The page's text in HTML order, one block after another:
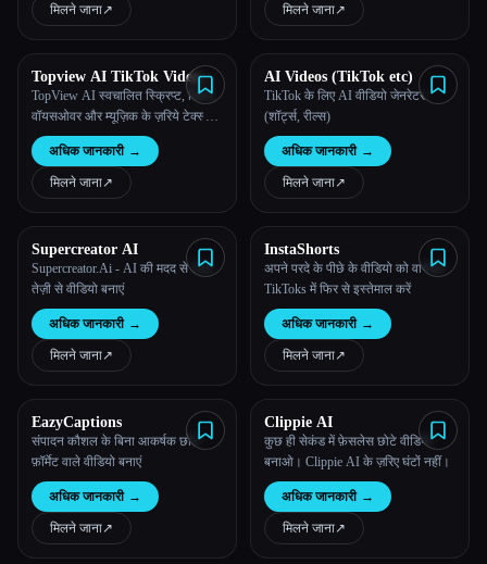
हमारे बारे में
Esc
मिलने जाना↗︎ मिलने जाना↗︎
Topview AI TikTok Video
Generator
TopView AI स्वचालित स्क्रिप्ट, क्लिप,
वॉयसओवर और म्यूज़िक के ज़रिये टेक्स्ट
को तेज़ी से वायरल TikTok वीडियो में
बदल देता है।
अधिक जानकारी →
मिलने जाना↗︎
AI Videos (TikTok etc)
TikTok के लिए AI वीडियो जेनरेटर
(शॉर्ट्स, रील्स)
अधिक जानकारी →
मिलने जाना↗︎
Supercreator AI
Supercreator.Ai - AI की मदद से 10X
तेज़ी से वीडियो बनाएं
अधिक जानकारी →
मिलने जाना↗︎
InstaShorts
अपने परदे के पीछे के वीडियो को वायरल
TikToks में फिर से इस्तेमाल करें
अधिक जानकारी →
मिलने जाना↗︎
EazyCaptions
संपादन कौशल के बिना आकर्षक छोटे
फ़ॉर्मेट वाले वीडियो बनाएं
अधिक जानकारी →
मिलने जाना↗︎
Clippie AI
कुछ ही सेकंड में फ़ेसलेस छोटे वीडियो
बनाओ। Clippie AI के ज़रिए घंटों नहीं।
अधिक जानकारी →
मिलने जाना↗︎